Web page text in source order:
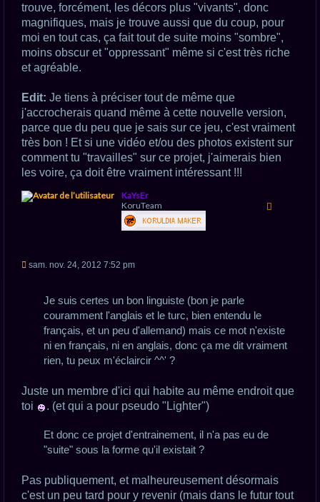
trouve, forcément, les décors plus "vivants", donc
magnifiques, mais je trouve aussi que du coup, pour
moi en tout cas, ça fait tout de suite moins "sombre",
moins obscur et "oppressant" même si c'est très riche
et agréable.
Edit: Je tiens à préciser tout de même que
j'accrocherais quand même à cette nouvelle version,
parce que du peu que je sais sur ce jeu, c'est vraiment
très bon ! Et si une vidéo et/ou des photos existent sur
comment tu "travailles" sur ce projet, j'aimerais bien
les voire, ça doit être vraiment intéressant !!!
KaYsEr
KoruTeam
M
sam. nov. 24, 2012 7:52 pm
Je suis certes un bon linguiste (bon je parle
couramment l'anglais et le turc, bien entendu le
français, et un peu d'allemand) mais ce mot n'existe
ni en français, ni en anglais, donc ça me dit vraiment
rien, tu peux m'éclaircir ^^' ?
Juste un membre d'ici qui habite au même endroit que
toi
. (et qui a pour pseudo "Lighter")
Et donc ce projet d'entrainement, il n'a pas eu de
"suite" sous la forme qu'il existait ?
Pas publiquement, et malheureusement désormais
c'est un peu tard pour y revenir (mais dans le futur tout